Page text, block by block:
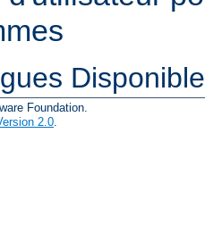
Foundation.
2.0.